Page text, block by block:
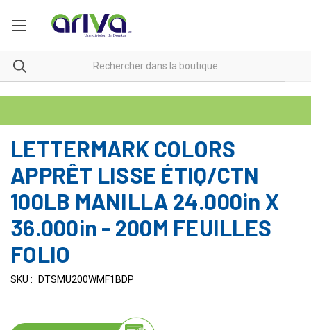
LETTERMARK COLORS
APPRÊT LISSE ÉTIQ/CTN
100LB MANILLA 24.000in X
36.000in - 200M FEUILLES
FOLIO
SKU : DTSMU200WMF1BDP